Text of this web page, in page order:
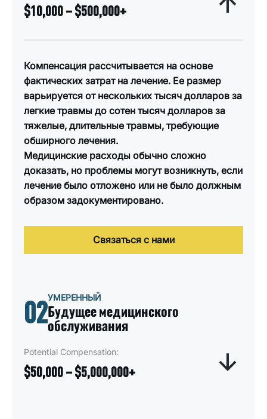
$10,000 – $500,000+
Компенсация рассчитывается на основе
фактических затрат на лечение. Ее размер
варьируется от нескольких тысяч долларов за
легкие травмы до сотен тысяч долларов за
тяжелые, длительные травмы, требующие
обширного лечения.
Медицинские расходы обычно сложно
доказать, но проблемы могут возникнуть, если
лечение было отложено или не было должным
образом задокументировано.
Связаться с нами
02УМЕРЕННЫЙ
Будущее медицинского
обслуживания
Potential Compensation:
$50,000 – $5,000,000+